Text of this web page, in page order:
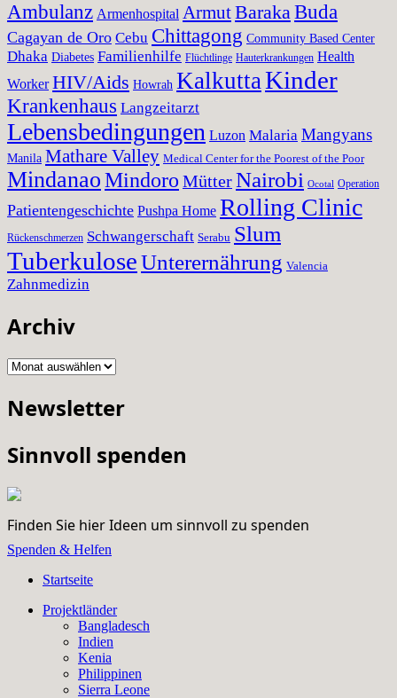
Ambulanz Armenhospital ArmutBarakaBuda
Cagayan de Oro Cebu Chittagong Community Based Center
Dhaka Diabetes Familienhilfe Flüchtlinge Hauterkrankungen Health
Worker HIV/Aids Howrah KalkuttaKinder
Krankenhaus Langzeitarzt
Lebensbedingungen Luzon Malaria Mangyans
Manila Mathare Valley Medical Center for the Poorest of the Poor
MindanaoMindoro MütterNairobi Ocotal Operation
Patientengeschichte Pushpa Home Rolling Clinic
Rückenschmerzen Schwangerschaft Serabu Slum
TuberkuloseUnterernährung Valencia
Zahnmedizin
Archiv
Archiv
Newsletter
Sinnvoll spenden
Finden Sie hier Ideen um sinnvoll zu spenden
Spenden & Helfen
Startseite
Projektländer
Bangladesch
Indien
Kenia
Philippinen
Sierra Leone